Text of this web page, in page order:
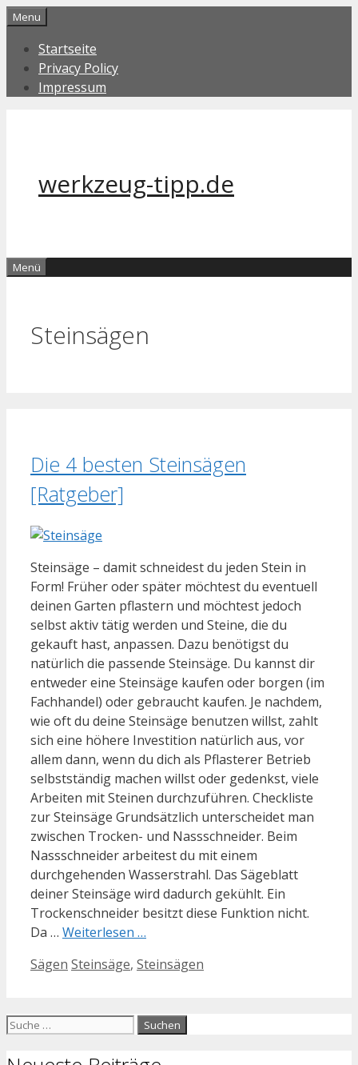
Zum
springen
Menu
Startseite
Privacy Policy
Impressum
werkzeug-tipp.de
Menü
Steinsägen
Die 4 besten Steinsägen
[Ratgeber]
Steinsäge – damit schneidest du jeden Stein in
Form! Früher oder später möchtest du eventuell
deinen Garten pflastern und möchtest jedoch
selbst aktiv tätig werden und Steine, die du
gekauft hast, anpassen. Dazu benötigst du
natürlich die passende Steinsäge. Du kannst dir
entweder eine Steinsäge kaufen oder borgen (im
Fachhandel) oder gebraucht kaufen. Je nachdem,
wie oft du deine Steinsäge benutzen willst, zahlt
sich eine höhere Investition natürlich aus, vor
allem dann, wenn du dich als Pflasterer Betrieb
selbstständig machen willst oder gedenkst, viele
Arbeiten mit Steinen durchzuführen. Checkliste
zur Steinsäge Grundsätzlich unterscheidet man
zwischen Trocken- und Nassschneider. Beim
Nassschneider arbeitest du mit einem
durchgehenden Wasserstrahl. Das Sägeblatt
deiner Steinsäge wird dadurch gekühlt. Ein
Trockenschneider besitzt diese Funktion nicht.
Da … Weiterlesen …
Kategorien
Sägen Schlagwörter
Steinsäge, Steinsägen
Suche